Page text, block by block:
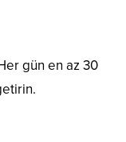
gün en az 30